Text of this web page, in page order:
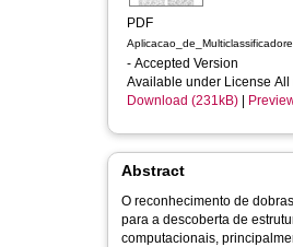
PDF
- Accepted Version
Available under License All
Download (231kB)
Abstract
O reconhecimento de
para a descoberta de
computacionais,